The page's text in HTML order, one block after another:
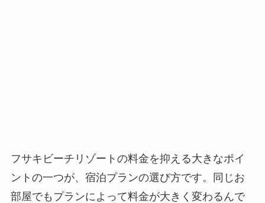
フサキビーチリゾートの料金を抑える大きなポイ
ントの一つが、宿泊プランの選び方です。同じお
部屋でもプランによって料金が大きく変わるんで